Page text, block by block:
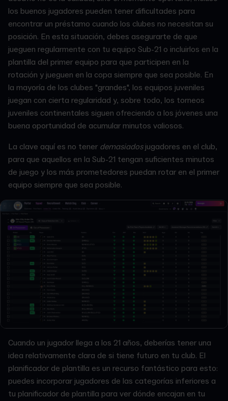
los buenos jugadores pueden tener dificultades para
encontrar un préstamo cuando los clubes no necesitan su
posición. En esta situación, debes asegurarte de que
jueguen regularmente con tu equipo Sub-21 o incluirlos en la
plantilla del primer equipo para que participen en la
rotación y jueguen en la copa siempre que sea posible. En
la mayoría de los clubes "grandes", los equipos juveniles
juegan con cierta regularidad y, sobre todo, los torneos
juveniles continentales siguen ofreciendo a los jóvenes una
buena oportunidad de acumular minutos valiosos.
La clave aquí es no tener demasiadosjugadores en el club,
para que aquellos en la Sub-21 tengan suficientes minutos
de juego y los más prometedores puedan rotar en el primer
equipo siempre que sea posible.
Cuando un jugador llega a los 21 años, deberías tener una
idea relativamente clara de si tiene futuro en tu club. El
planificador de plantilla es un recurso fantástico para esto:
puedes incorporar jugadores de las categorías inferiores a
tu planificador de plantilla para ver dónde encajan en tu